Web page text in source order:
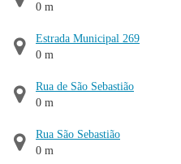
0 m
Estrada Municipal 269
0 m
Rua de São Sebastião
0 m
Rua São Sebastião
0 m